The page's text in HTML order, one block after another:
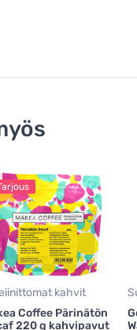
kahvit
Coffee Pärinätön
220 g kahvipavut